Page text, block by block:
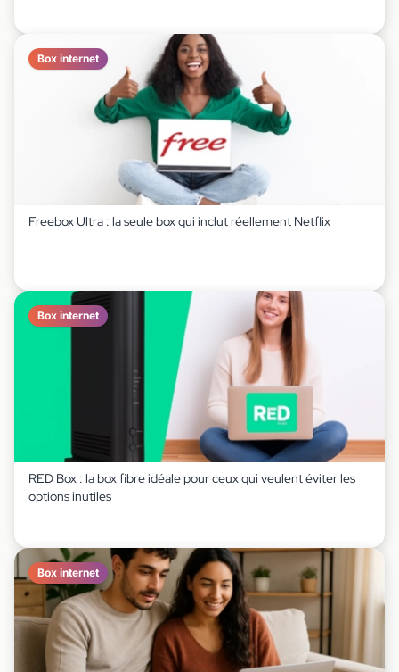
Box internet
Freebox Ultra : la seule box qui inclut réellement Netflix
Box internet
RED Box : la box fibre idéale pour ceux qui veulent éviter les
options inutiles
Box internet